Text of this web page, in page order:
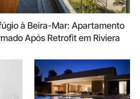
à Beira-Mar: Apartamento
Após Retrofit em Riviera